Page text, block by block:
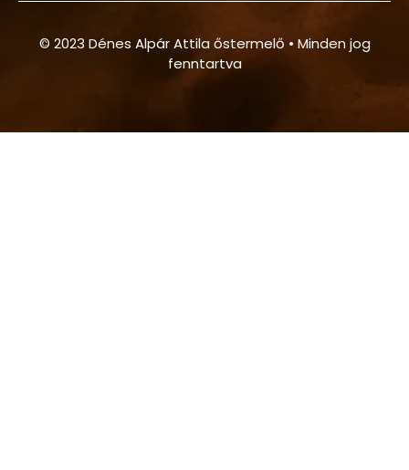
© 2023 Dénes Alpár Attila őstermelő • Minden jog
fenntartva